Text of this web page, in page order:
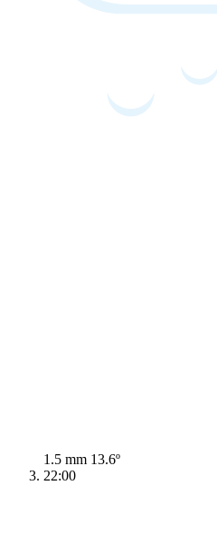
1.5 mm 13.6º
22:00